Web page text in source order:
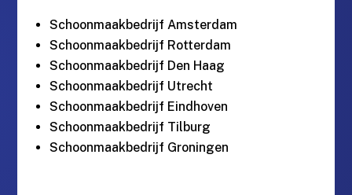
Schoonmaakbedrijf Amsterdam
Schoonmaakbedrijf Rotterdam
Schoonmaakbedrijf Den Haag
Schoonmaakbedrijf Utrecht
Schoonmaakbedrijf Eindhoven
Schoonmaakbedrijf Tilburg
Schoonmaakbedrijf Groningen